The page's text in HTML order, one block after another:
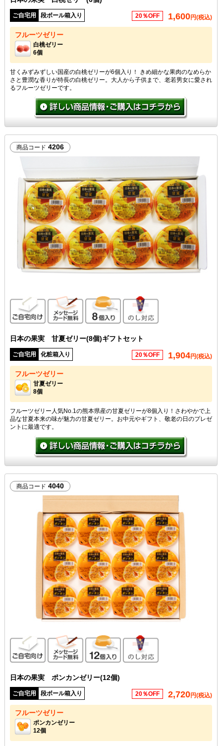
ご自宅用 段ボール箱入り 20％OFF 1,600円(税込)
フルーツゼリー
白桃ゼリー
6個
甘くみずみずしい国産の白桃ゼリーが6個入り！ きめ細かな果肉のなめらか
さと豊潤な香りが特長の白桃ゼリー。大人から子供まで、老若男女に愛され
るフルーツゼリーです。
商品コード 4206
ご自宅向けメッセージカード無料
8個入り のし対応
日本の果実 甘夏ゼリー(8個)ギフトセット
ご自宅用 化粧箱入り 20％OFF 1,904円(税込)
フルーツゼリー
甘夏ゼリー
8個
フルーツゼリー人気No.1の熊本県産の甘夏ゼリーが8個入り！さわやかで上
品な甘夏本来の味が魅力の甘夏ゼリー。お中元やギフト、敬老の日のプレゼ
ントに最適です。
商品コード 4040
ご自宅向けメッセージカード無料
12個入り のし対応
日本の果実 ポンカンゼリー(12個)
ご自宅用 段ボール箱入り 20％OFF 2,720円(税込)
フルーツゼリー
ポンカンゼリー
12個